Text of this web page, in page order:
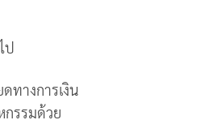
ป
ทางการเงิน
กรรมด้วย